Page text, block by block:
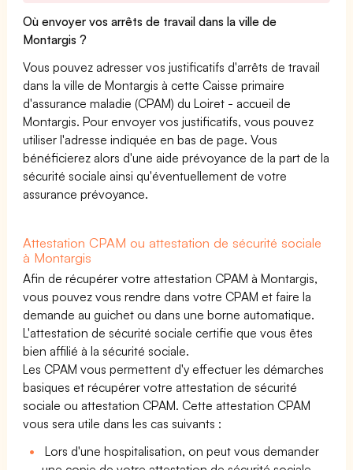
Où envoyer vos arrêts de travail dans la ville de
Montargis ?
Vous pouvez adresser vos justificatifs d'arrêts de travail
dans la ville de Montargis à cette Caisse primaire
d'assurance maladie (CPAM) du Loiret - accueil de
Montargis. Pour envoyer vos justificatifs, vous pouvez
utiliser l'adresse indiquée en bas de page. Vous
bénéficierez alors d'une aide prévoyance de la part de la
sécurité sociale ainsi qu'éventuellement de votre
assurance prévoyance.
Attestation CPAM ou attestation de sécurité sociale
à Montargis
Afin de récupérer votre attestation CPAM à Montargis,
vous pouvez vous rendre dans votre CPAM et faire la
demande au guichet ou dans une borne automatique.
L'attestation de sécurité sociale certifie que vous êtes
bien affilié à la sécurité sociale.
Les CPAM vous permettent d'y effectuer les démarches
basiques et récupérer votre attestation de sécurité
sociale ou attestation CPAM. Cette attestation CPAM
vous sera utile dans les cas suivants :
Lors d'une hospitalisation, on peut vous demander